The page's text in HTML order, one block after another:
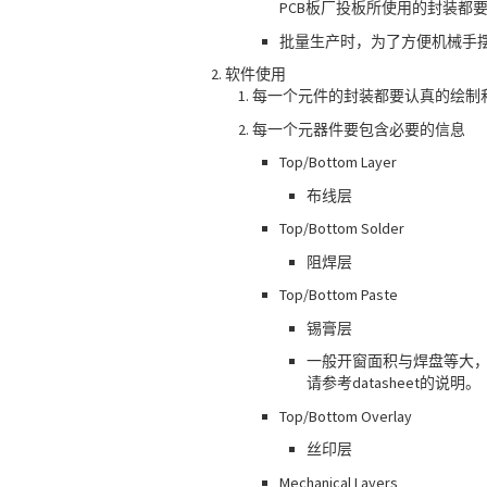
PCB板厂投板所使用的封装都要
批量生产时，为了方便机械手
软件使用
每一个元件的封装都要认真的绘制
每一个元器件要包含必要的信息
Top/Bottom Layer
布线层
Top/Bottom Solder
阻焊层
Top/Bottom Paste
锡膏层
一般开窗面积与焊盘等大
请参考datasheet的说明。
Top/Bottom Overlay
丝印层
Mechanical Layers